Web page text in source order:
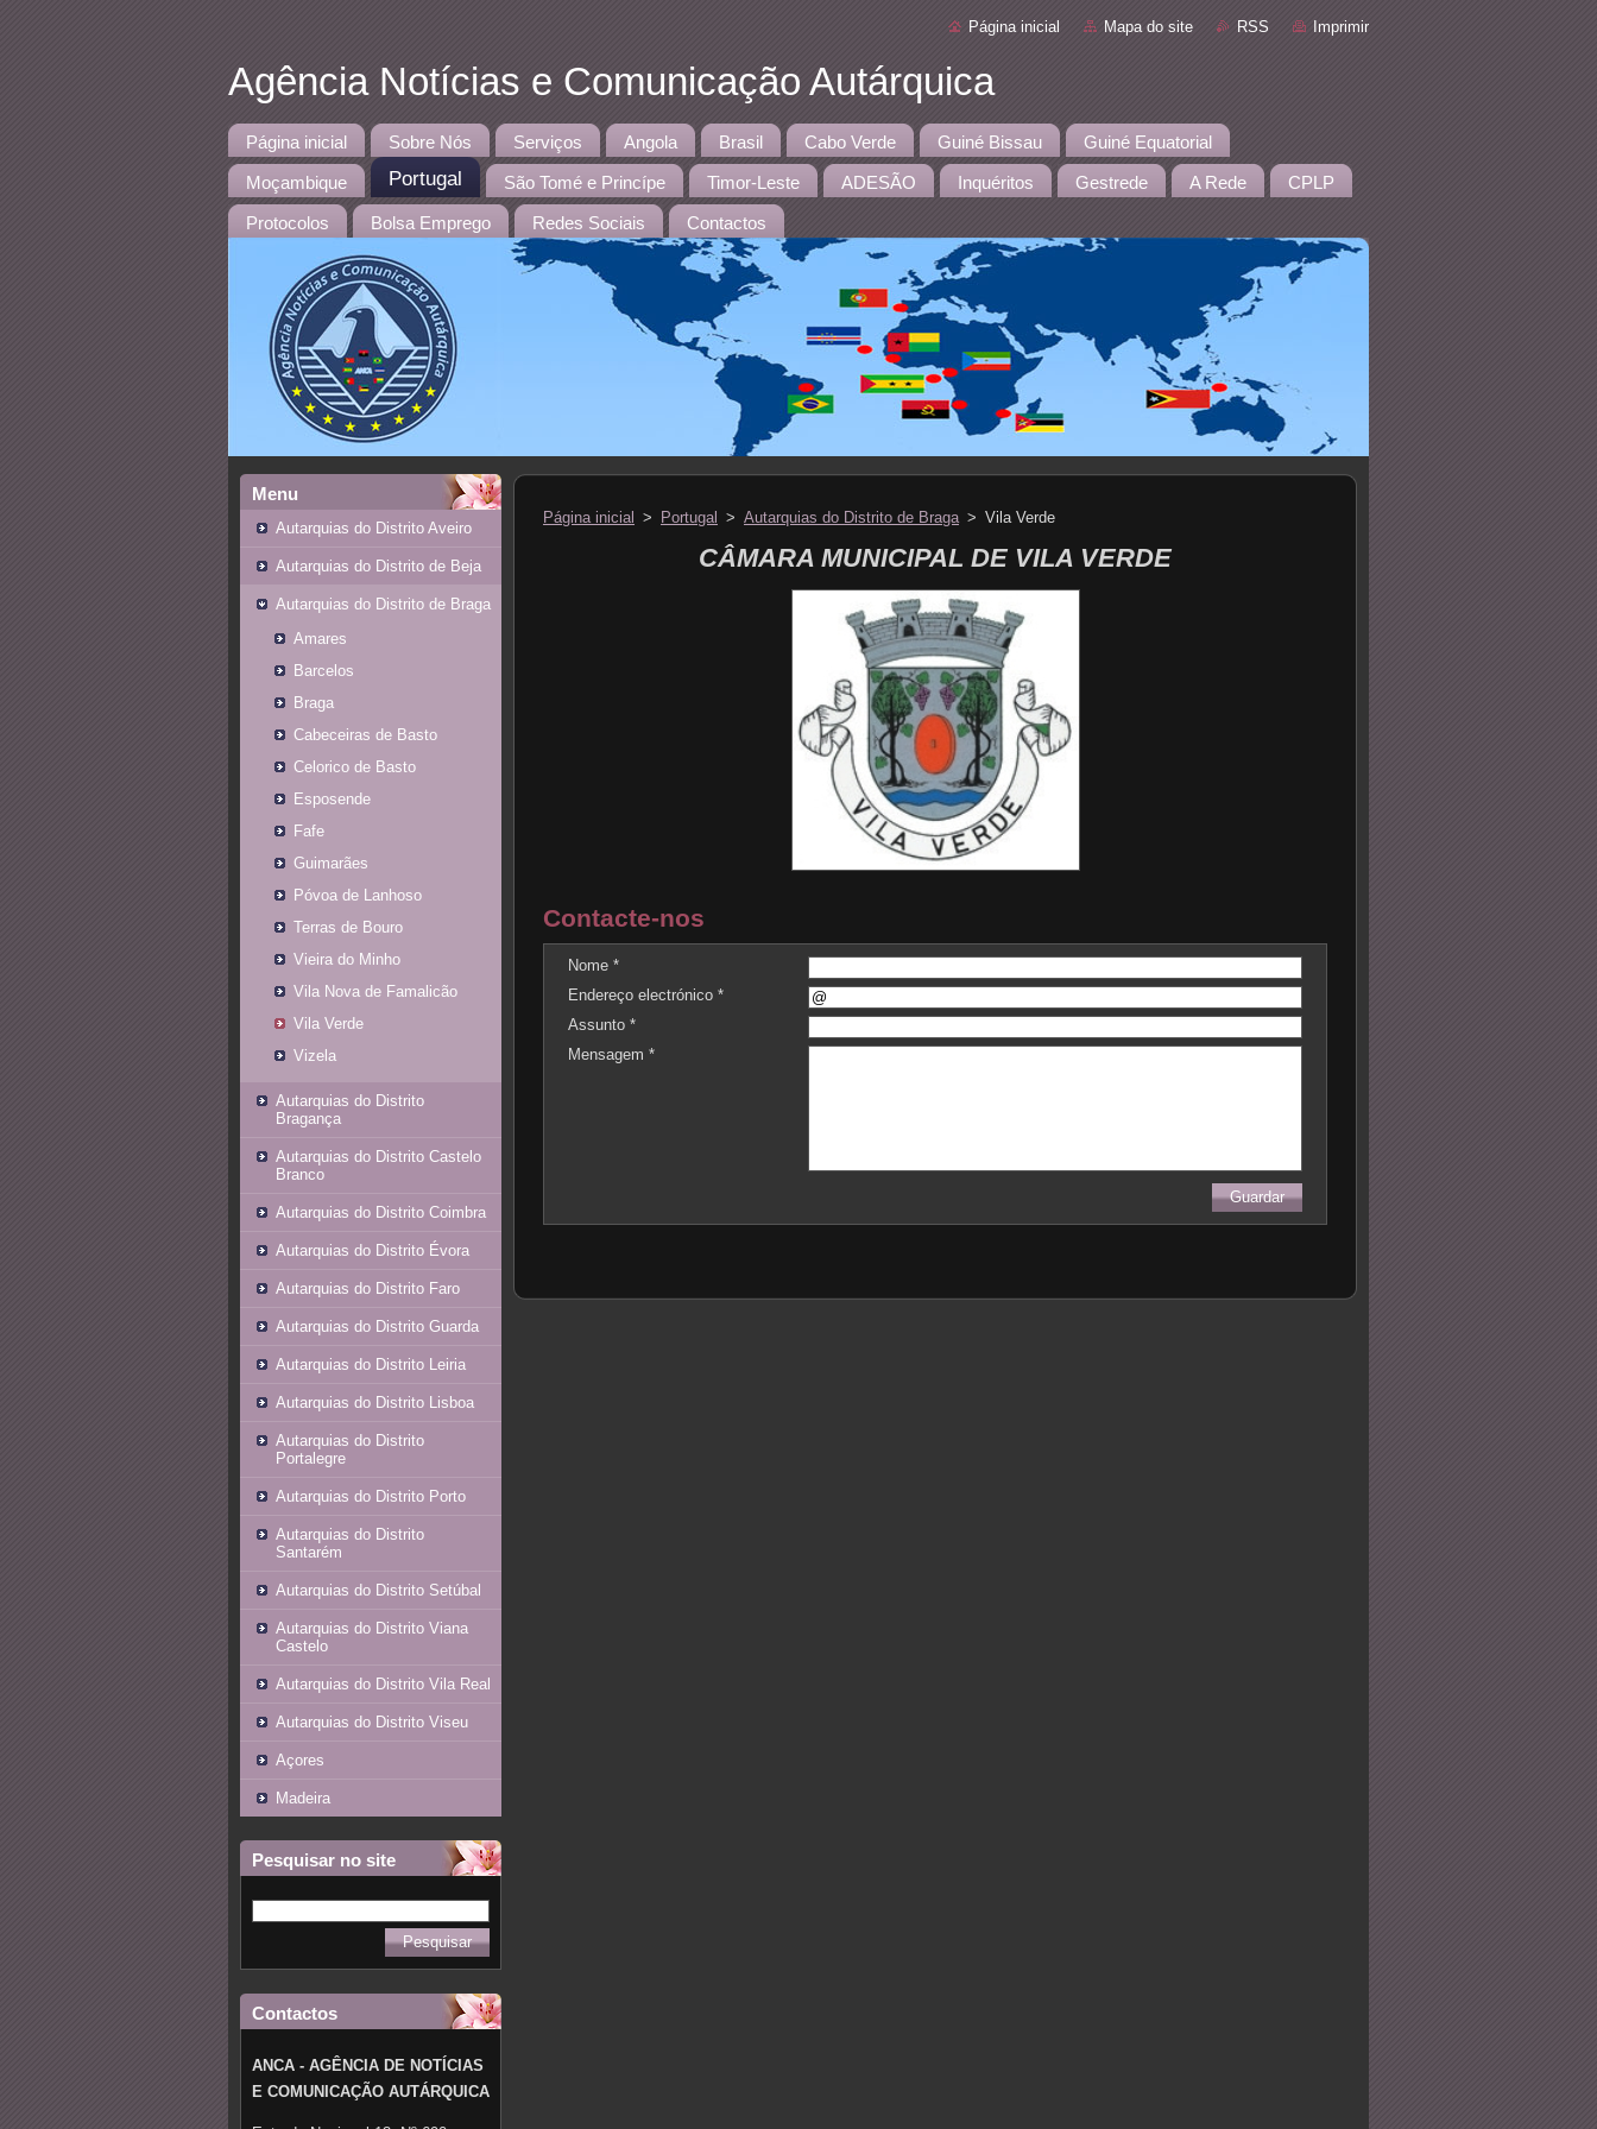
Página inicial Mapa do site RSS Imprimir
Agência Notícias e Comunicação Autárquica
Página inicial Sobre Nós Serviços Angola Brasil Cabo Verde Guiné Bissau Guiné Equatorial
Moçambique Portugal São Tomé e Princípe Timor-Leste ADESÃO Inquéritos Gestrede A Rede CPLP
Protocolos Bolsa Emprego Redes Sociais Contactos
Menu
Autarquias do Distrito Aveiro
Autarquias do Distrito de Beja
Autarquias do Distrito de Braga
Amares
Barcelos
Braga
Cabeceiras de Basto
Celorico de Basto
Esposende
Fafe
Guimarães
Póvoa de Lanhoso
Terras de Bouro
Vieira do Minho
Vila Nova de Famalicão
Vila Verde
Vizela
Autarquias do Distrito
Bragança
Autarquias do Distrito Castelo
Branco
Autarquias do Distrito Coimbra
Autarquias do Distrito Évora
Autarquias do Distrito Faro
Autarquias do Distrito Guarda
Autarquias do Distrito Leiria
Autarquias do Distrito Lisboa
Autarquias do Distrito
Portalegre
Autarquias do Distrito Porto
Autarquias do Distrito
Santarém
Autarquias do Distrito Setúbal
Autarquias do Distrito Viana
Castelo
Autarquias do Distrito Vila Real
Autarquias do Distrito Viseu
Açores
Madeira
Pesquisar no site
Contactos
ANCA - AGÊNCIA DE NOTÍCIAS
E COMUNICAÇÃO AUTÁRQUICA
Página inicial > Portugal > Autarquias do Distrito de Braga > Vila Verde
CÂMARA MUNICIPAL DE VILA VERDE
Contacte-nos
Nome *
Endereço electrónico *
Assunto *
Mensagem *